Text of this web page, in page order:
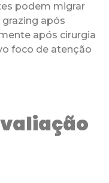
podem migrar
após
após cirurgia
foco de atenção